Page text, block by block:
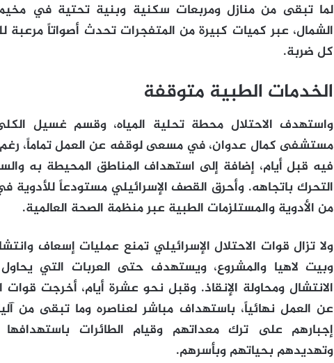
لما تبقى من منازل ومربعات سكنية وبنية تحتية في مخيم
الشمال، عبر كميات كبيرة من المتفجرات تحدث أصواتاً
كل ضربة.
الخدمات الطبية متوقفة
واستهدف الاحتلال محطة تحلية المياه، وقسم غسيل
مستشفى كمال عدوان، في مسعى لوقفه عن العمل تماماً، رغم
فيه قبل أيام، إضافة إلى استهداف المناطق المحيطة به
التحرك باتجاهه. وأحرق القصف الإسرائيلي مستودعاً
من الأدوية والمستلزمات الطبية عبر منظمة الصحة العالمية.
ولا تزال قوات الاحتلال الإسرائيلي تمنع عمليات إسعاف
وبيت لاهيا والمشروع، ويستهدف حتى العربات التي
الانتشال ومحاولة الإنقاذ. وقبل نحو عشرة أيام، أخرجت قوات
عن العمل نهائياً، باستهداف مباشر لعناصره وما تبقى من
إجبارهم على ترك معداتهم وقيام الطائرات باستهدافها
وتهديدهم بحياتهم وبأسرهم.